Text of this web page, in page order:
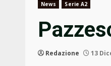
News Serie A2
Redazione 13